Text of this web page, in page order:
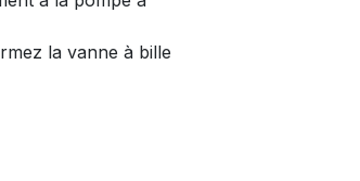
la vanne à bille